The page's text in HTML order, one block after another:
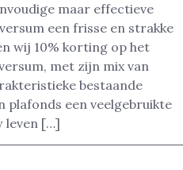
maar effectieve
een frisse en strakke
wij 10% korting op het
met zijn mix van
bestaande
plafonds een veelgebruikte
leven […]